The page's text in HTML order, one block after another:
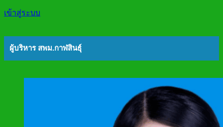
เข้าสู่ระบบ
ผู้บริหาร สพม.กาฬสินธุ์